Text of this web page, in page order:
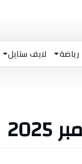
رياضة لايف ستايل